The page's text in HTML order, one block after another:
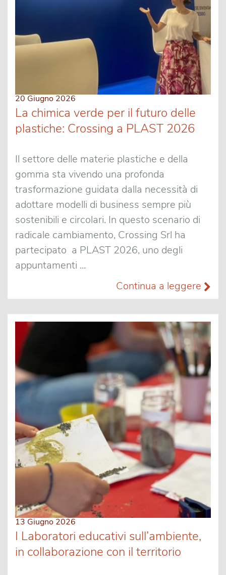
20 Giugno 2026
La chimica verde per il futuro delle
plastiche: Crossing a PLAST 2026
Il settore delle materie plastiche e della
gomma sta vivendo una profonda
trasformazione guidata dalla necessità di
adottare modelli di business sempre più
sostenibili e circolari. In questo scenario di
radicale cambiamento, Crossing Srl ha
partecipato a PLAST 2026, uno degli
appuntamenti ...
Continua a leggere
13 Giugno 2026
I Laboratori educativi sull’ambiente,
in collaborazione con il territorio